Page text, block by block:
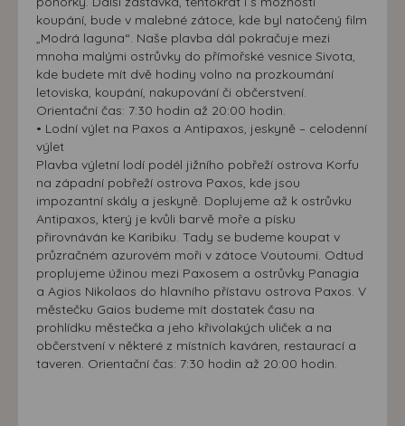
koupání, bude v malebné zátoce, kde byl natočený film
„Modrá laguna“. Naše plavba dál pokračuje mezi
mnoha malými ostrůvky do přímořské vesnice Sivota,
kde budete mít dvě hodiny volno na prozkoumání
letoviska, koupání, nakupování či občerstvení.
Orientační čas: 7:30 hodin až 20:00 hodin.
• Lodní výlet na Paxos a Antipaxos, jeskyně – celodenní
výlet
Plavba výletní lodí podél jižního pobřeží ostrova Korfu
na západní pobřeží ostrova Paxos, kde jsou
impozantní skály a jeskyně. Doplujeme až k ostrůvku
Antipaxos, který je kvůli barvě moře a písku
přirovnáván ke Karibiku. Tady se budeme koupat v
průzračném azurovém moři v zátoce Voutoumi. Odtud
proplujeme úžinou mezi Paxosem a ostrůvky Panagia
a Agios Nikolaos do hlavního přístavu ostrova Paxos. V
městečku Gaios budeme mít dostatek času na
prohlídku městečka a jeho křivolakých uliček a na
občerstvení v některé z místních kaváren, restaurací a
taveren. Orientační čas: 7:30 hodin až 20:00 hodin.